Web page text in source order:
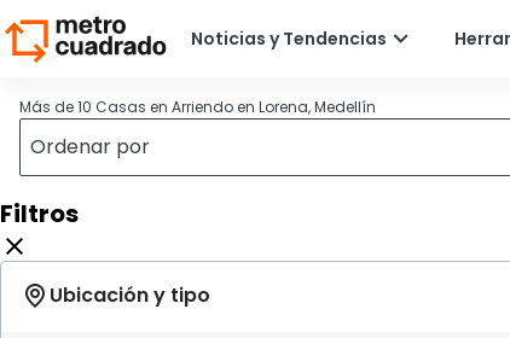
Más de 10 Casas en Arriendo en Lorena, Medellín
Filtros